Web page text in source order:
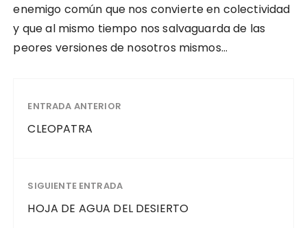
enemigo común que nos convierte en colectividad
y que al mismo tiempo nos salvaguarda de las
peores versiones de nosotros mismos…
ENTRADA ANTERIOR
CLEOPATRA
SIGUIENTE ENTRADA
HOJA DE AGUA DEL DESIERTO